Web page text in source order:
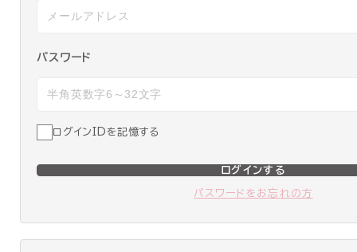
パスワード
ログインIDを記憶する
ログインする
パスワードをお忘れの方